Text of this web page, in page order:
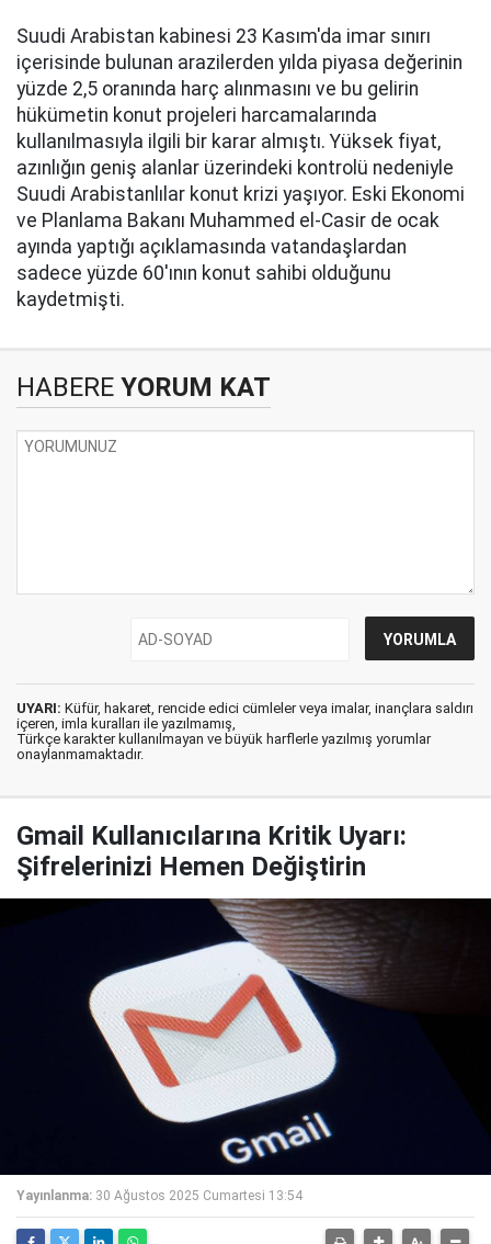
Suudi Arabistan kabinesi 23 Kasım'da imar sınırı
içerisinde bulunan arazilerden yılda piyasa değerinin
yüzde 2,5 oranında harç alınmasını ve bu gelirin
hükümetin konut projeleri harcamalarında
kullanılmasıyla ilgili bir karar almıştı. Yüksek fiyat,
azınlığın geniş alanlar üzerindeki kontrolü nedeniyle
Suudi Arabistanlılar konut krizi yaşıyor. Eski Ekonomi
ve Planlama Bakanı Muhammed el-Casir de ocak
ayında yaptığı açıklamasında vatandaşlardan
sadece yüzde 60'ının konut sahibi olduğunu
kaydetmişti.
HABERE YORUM KAT
UYARI: Küfür, hakaret, rencide edici cümleler veya imalar, inançlara saldırı
içeren, imla kuralları ile yazılmamış,
Türkçe karakter kullanılmayan ve büyük harflerle yazılmış yorumlar
onaylanmamaktadır.
Gmail Kullanıcılarına Kritik Uyarı:
Şifrelerinizi Hemen Değiştirin
Yayınlanma: 30 Ağustos 2025 Cumartesi 13:54